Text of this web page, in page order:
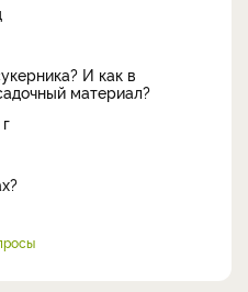
И как в
материал?